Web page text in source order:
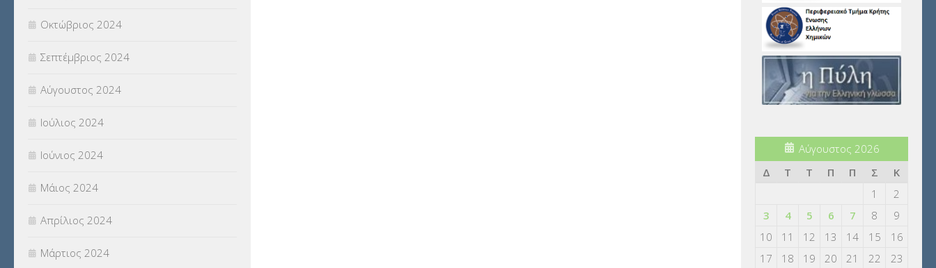
Οκτώβριος 2024
Σεπτέμβριος 2024
Αύγουστος 2024
Ιούλιος 2024
Ιούνιος 2024
Μάιος 2024
Απρίλιος 2024
Μάρτιος 2024
Αύγουστος 2026
Δ
Τ Τ Π Π Σ
Κ
1
2
3
4 5 6 7 8
9
10
11 12 13 14 15
16
17
18 19 20 21 22 23